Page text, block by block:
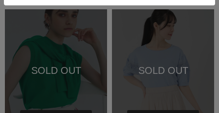
SOLD OUT SOLD OUT